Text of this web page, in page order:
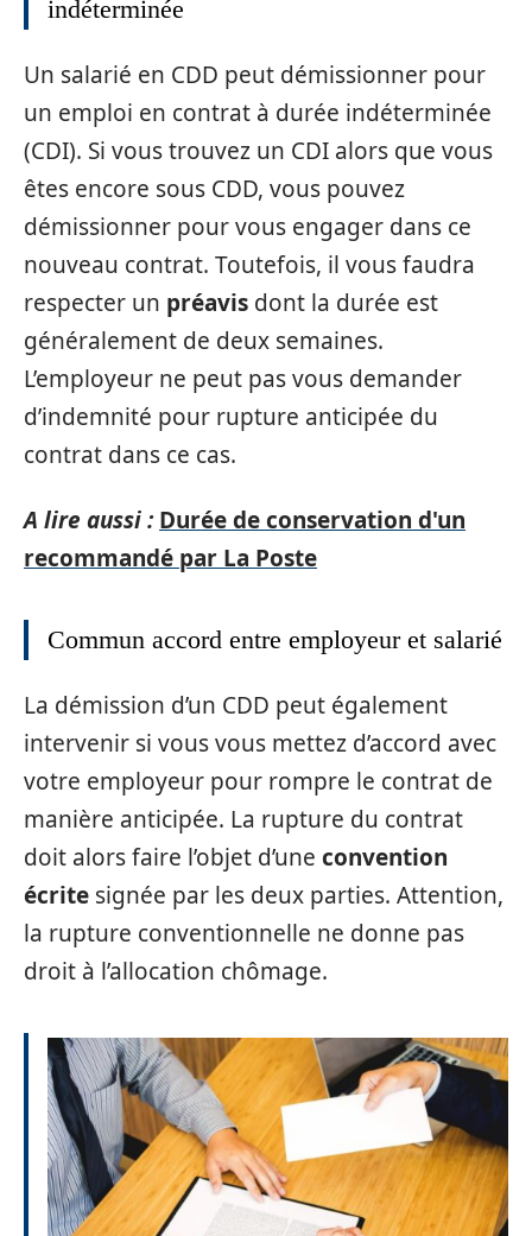
indéterminée
Un salarié en CDD peut démissionner pour
un emploi en contrat à durée indéterminée
(CDI). Si vous trouvez un CDI alors que vous
êtes encore sous CDD, vous pouvez
démissionner pour vous engager dans ce
nouveau contrat. Toutefois, il vous faudra
respecter un préavis dont la durée est
généralement de deux semaines.
L’employeur ne peut pas vous demander
d’indemnité pour rupture anticipée du
contrat dans ce cas.
A lire aussi : Durée de conservation d'un
recommandé par La Poste
Commun accord entre employeur et salarié
La démission d’un CDD peut également
intervenir si vous vous mettez d’accord avec
votre employeur pour rompre le contrat de
manière anticipée. La rupture du contrat
doit alors faire l’objet d’une convention
écrite signée par les deux parties. Attention,
la rupture conventionnelle ne donne pas
droit à l’allocation chômage.